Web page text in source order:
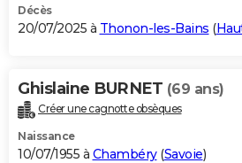
Décès
20/07/2025 à Thonon-les-Bains (
Ghislaine BURNET (69 ans)
Créer une cagnotte obsèques
Naissance
10/07/1955 à Chambéry(Savoie)